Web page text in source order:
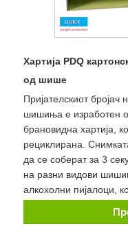
Хартија PDQ
од шише
Пријателскиот бројач
шишиња е изработен
брановидна хартија,
рециклирана.
да се соберат за 3
на разни видови
алкохолни пијалоци,